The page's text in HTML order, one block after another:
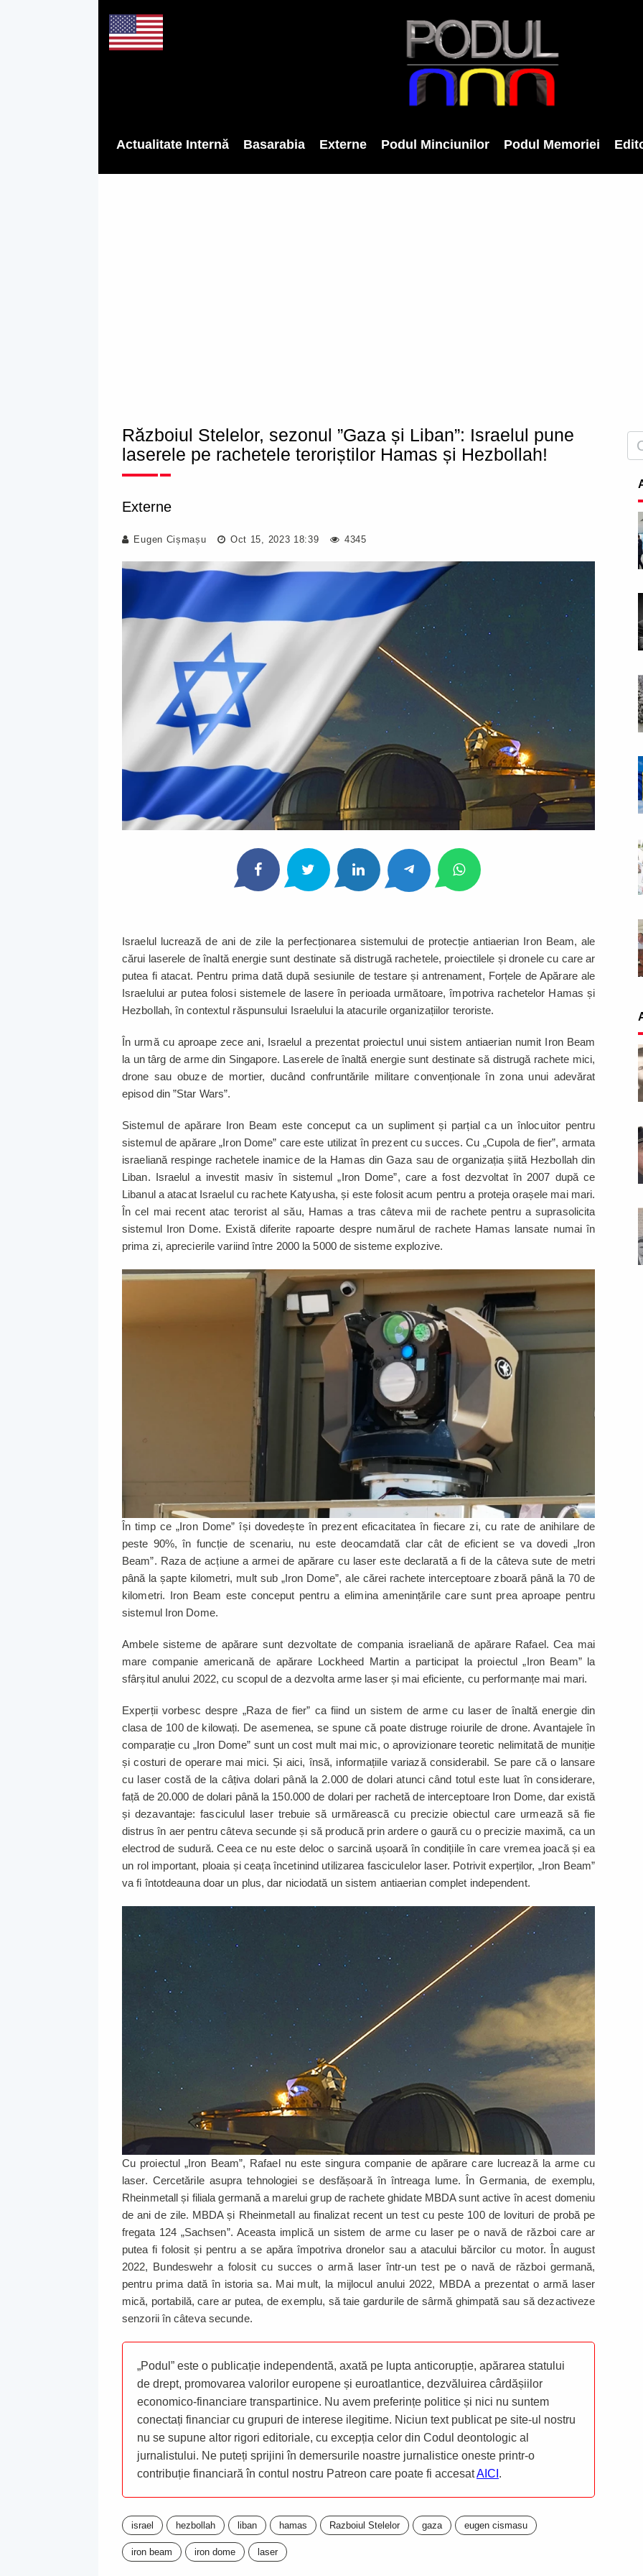
Actualitate Internă Basarabia Externe Podul Minciunilor Podul Memoriei
Războiul Stelelor, sezonul ”Gaza și Liban”: Israelul pune
laserele pe rachetele teroriștilor Hamas și Hezbollah!
Externe
Eugen Cișmașu Oct 15, 2023 18:39 4345
Israelul lucrează de ani de zile la perfecționarea sistemului de protecție antiaerian Iron Beam, ale
cărui laserele de înaltă energie sunt destinate să distrugă rachetele, proiectilele și dronele cu care ar
putea fi atacat. Pentru prima dată după sesiunile de testare și antrenament, Forțele de Apărare ale
Israelului ar putea folosi sistemele de lasere în perioada următoare, împotriva rachetelor Hamas și
Hezbollah, în contextul răspunsului Israelului la atacurile organizațiilor teroriste.
În urmă cu aproape zece ani, Israelul a prezentat proiectul unui sistem antiaerian numit Iron Beam
la un târg de arme din Singapore. Laserele de înaltă energie sunt destinate să distrugă rachete mici,
drone sau obuze de mortier, ducând confruntările militare convenționale în zona unui adevărat
episod din ”Star Wars”.
Sistemul de apărare Iron Beam este conceput ca un supliment și parțial ca un înlocuitor pentru
sistemul de apărare „Iron Dome” care este utilizat în prezent cu succes. Cu „Cupola de fier”, armata
israeliană respinge rachetele inamice de la Hamas din Gaza sau de organizația șiită Hezbollah din
Liban. Israelul a investit masiv în sistemul „Iron Dome”, care a fost dezvoltat în 2007 după ce
Libanul a atacat Israelul cu rachete Katyusha, și este folosit acum pentru a proteja orașele mai mari.
În cel mai recent atac terorist al său, Hamas a tras câteva mii de rachete pentru a suprasolicita
sistemul Iron Dome. Există diferite rapoarte despre numărul de rachete Hamas lansate numai în
prima zi, aprecierile variind între 2000 la 5000 de sisteme explozive.
În timp ce „Iron Dome” își dovedește în prezent eficacitatea în fiecare zi, cu rate de anihilare de
peste 90%, în funcție de scenariu, nu este deocamdată clar cât de eficient se va dovedi „Iron
Beam”. Raza de acțiune a armei de apărare cu laser este declarată a fi de la câteva sute de metri
până la șapte kilometri, mult sub „Iron Dome”, ale cărei rachete interceptoare zboară până la 70 de
kilometri. Iron Beam este conceput pentru a elimina amenințările care sunt prea aproape pentru
sistemul Iron Dome.
Ambele sisteme de apărare sunt dezvoltate de compania israeliană de apărare Rafael. Cea mai
mare companie americană de apărare Lockheed Martin a participat la proiectul „Iron Beam” la
sfârșitul anului 2022, cu scopul de a dezvolta arme laser și mai eficiente, cu performanțe mai mari.
Experții vorbesc despre „Raza de fier” ca fiind un sistem de arme cu laser de înaltă energie din
clasa de 100 de kilowați. De asemenea, se spune că poate distruge roiurile de drone. Avantajele în
comparație cu „Iron Dome” sunt un cost mult mai mic, o aprovizionare teoretic nelimitată de muniție
și costuri de operare mai mici. Și aici, însă, informațiile variază considerabil. Se pare că o lansare
cu laser costă de la câțiva dolari până la 2.000 de dolari atunci când totul este luat în considerare,
față de 20.000 de dolari până la 150.000 de dolari per rachetă de interceptoare Iron Dome, dar există
și dezavantaje: fasciculul laser trebuie să urmărească cu precizie obiectul care urmează să fie
distrus în aer pentru câteva secunde și să producă prin ardere o gaură cu o precizie maximă, ca un
electrod de sudură. Ceea ce nu este deloc o sarcină ușoară în condițiile în care vremea joacă și ea
un rol important, ploaia și ceața încetinind utilizarea fasciculelor laser. Potrivit experților, „Iron Beam”
va fi întotdeauna doar un plus, dar niciodată un sistem antiaerian complet independent.
Cu proiectul „Iron Beam”, Rafael nu este singura companie de apărare care lucrează la arme cu
laser. Cercetările asupra tehnologiei se desfășoară în întreaga lume. În Germania, de exemplu,
Rheinmetall și filiala germană a marelui grup de rachete ghidate MBDA sunt active în acest domeniu
de ani de zile. MBDA și Rheinmetall au finalizat recent un test cu peste 100 de lovituri de probă pe
fregata 124 „Sachsen”. Aceasta implică un sistem de arme cu laser pe o navă de război care ar
putea fi folosit și pentru a se apăra împotriva dronelor sau a atacului bărcilor cu motor. În august
2022, Bundeswehr a folosit cu succes o armă laser într-un test pe o navă de război germană,
pentru prima dată în istoria sa. Mai mult, la mijlocul anului 2022, MBDA a prezentat o armă laser
mică, portabilă, care ar putea, de exemplu, să taie gardurile de sârmă ghimpată sau să dezactiveze
senzorii în câteva secunde.
„Podul” este o publicație independentă, axată pe lupta anticorupție, apărarea statului
de drept, promovarea valorilor europene și euroatlantice, dezvăluirea cârdășiilor
economico-financiare transpartinice. Nu avem preferințe politice și nici nu suntem
conectați financiar cu grupuri de interese ilegitime. Niciun text publicat pe site-ul nostru
nu se supune altor rigori editoriale, cu excepția celor din Codul deontologic al
jurnalistului. Ne puteți sprijini în demersurile noastre jurnalistice oneste printr-o
contribuție financiară în contul nostru Patreon care poate fi accesatAICI .
israel hezbollah liban hamas Razboiul Stelelor gaza eugen cismasu
iron beam iron dome laser